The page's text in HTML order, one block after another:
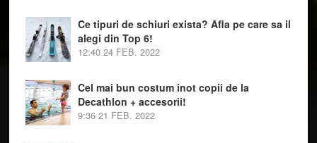
Ce tipuri de schiuri exista? Afla pe care sa il
alegi din Top 6!
12:40 24 FEB. 2022
Cel mai bun costum inot copii de la
Decathlon + accesorii!
9:36 21 FEB. 2022